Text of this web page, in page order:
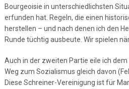
Bourgeoisie in unterschiedlichsten
erfunden hat. Regeln, die einen
herstellen – und nach denen ich den
Runde tüchtig ausbeute. Wir spielen
Auch in der zweiten Partie eile ich
Weg zum Sozialismus gleich davon
Diese Schreiner-Vereinigung ist für